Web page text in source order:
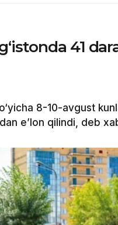
41
8-10-avgust
e’lon qilindi, deb